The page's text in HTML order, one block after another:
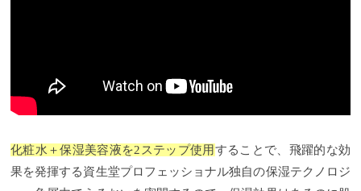
化粧水＋保湿美容液を2ステップ使用することで、飛躍的な効
果を発揮する資生堂プロフェッショナル独自の保湿テクノロジ